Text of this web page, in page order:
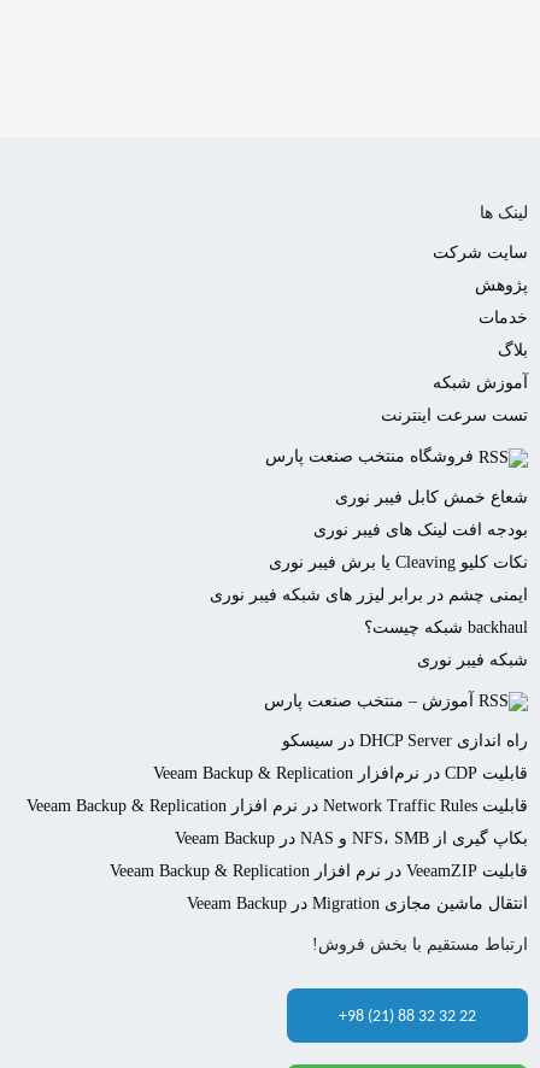
لینک ها
سایت شرکت
پژوهش
خدمات
بلاگ
آموزش شبکه
تست سرعت اینترنت
فروشگاه منتخب صنعت پارس
شعاع خمش کابل فیبر نوری
بودجه افت لینک های فیبر نوری
نکات کلیو Cleaving یا برش فیبر نوری
ایمنی چشم در برابر لیزر های شبکه فیبر نوری
backhaul شبکه چیست؟
شبکه فیبر نوری
آموزش – منتخب صنعت پارس
راه اندازی DHCP Server در سیسکو
قابلیت CDP در نرم‌افزار Veeam Backup & Replication
قابلیت Network Traffic Rules در نرم افزار Veeam Backup & Replication
بکاپ گیری از NFS، SMB و NAS در Veeam Backup
قابلیت VeeamZIP در نرم افزار Veeam Backup & Replication
انتقال ماشین مجازی Migration در Veeam Backup
ارتباط مستقیم با بخش فروش!
+98 (21) 88 32 32 22